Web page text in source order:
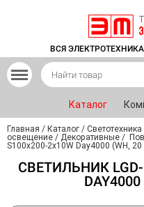
ВСЯ
Каталог
Главная / Каталог / Светотехника
освещение / Декоративные /
S100x200-2x10W Day4000 (WH, 20
СВЕТИЛЬНИК LGD-